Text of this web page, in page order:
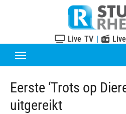
Live TV |
Eerste ‘Trots op
uitgereikt